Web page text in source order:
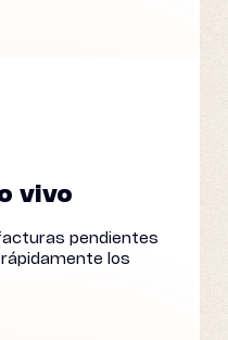
vivo
pendientes
los